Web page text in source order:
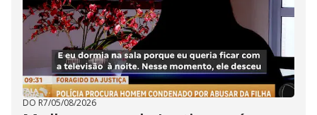
DO R7/05/08/2026